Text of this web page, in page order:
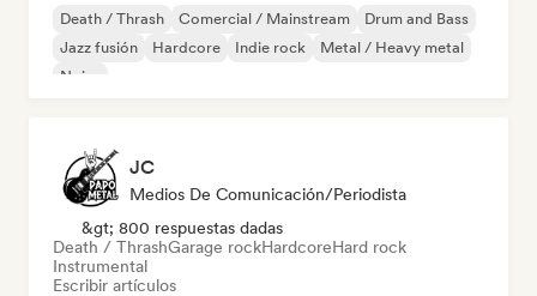
Death / Thrash Comercial / Mainstream
Drum and Bass
Jazz fusión
Hardcore Indie rock
Metal / Heavy metal
Noise
JC
Medios De Comunicación/Periodista
&gt; 800 respuestas dadas
Death / ThrashGarage rockHardcoreHard rock
Instrumental
Escribir artículos